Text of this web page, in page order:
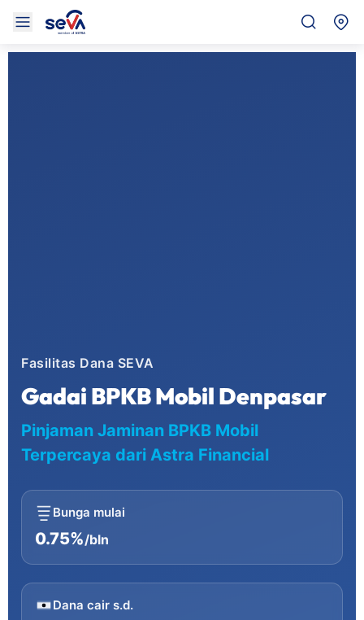
Fasilitas Dana SEVA
Gadai BPKB Mobil Denpasar
Pinjaman Jaminan BPKB Mobil
Terpercaya dari Astra Financial
Bunga mulai
0.75%/bln
Dana cair s.d.